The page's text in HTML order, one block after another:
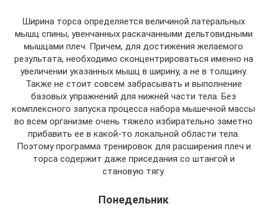
Ширина торса определяется величиной латеральных
мышц спины, увенчанных раскачанными дельтовидными
мышцами плеч. Причем, для достижения желаемого
результата, необходимо сконцентрироваться именно на
увеличении указанных мышц в ширину, а не в толщину.
Также не стоит совсем забрасывать и выполнение
базовых упражнений для нижней части тела. Без
комплексного запуска процесса набора мышечной массы
во всем организме очень тяжело избирательно заметно
прибавить ее в какой-то локальной области тела.
Поэтому программа тренировок для расширения плеч и
торса содержит даже приседания со штангой и
становую тягу.
Понедельник